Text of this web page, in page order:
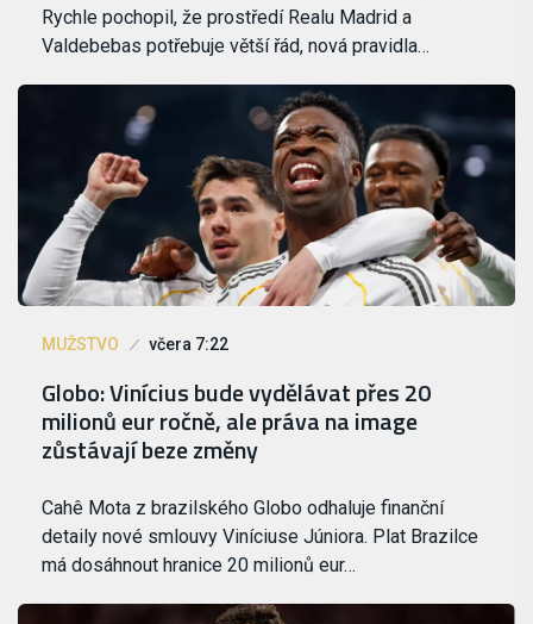
Rychle pochopil, že prostředí Realu Madrid a
Valdebebas potřebuje větší řád, nová pravidla…
MUŽSTVO včera 7:22
Globo: Vinícius bude vydělávat přes 20
milionů eur ročně, ale práva na image
zůstávají beze změny
Cahê Mota z brazilského Globo odhaluje finanční
detaily nové smlouvy Viníciuse Júniora. Plat Brazilce
má dosáhnout hranice 20 milionů eur…